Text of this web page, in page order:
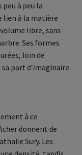
à peu la
lien à la matière
libre, sans
Ses formes
loin de
part d’imaginaire.
à ce
donnent de
Sury. Les